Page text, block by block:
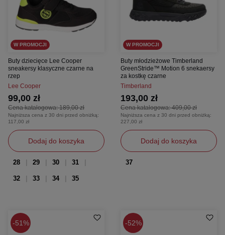
W PROMOCJI
Buty dziecięce Lee Cooper
sneakersy klasyczne czarne na
rzep
Lee Cooper
Cena katalogowa:189,00 zł
99,00 zł
Najniższa cena z 30 dni przed obniżką:
117,00 zł
Dodaj do koszyka
28 29 30 31
32 33 34 35
W PROMOCJI
Buty młodzieżowe Timberland
GreenStride™ Motion 6 snekaersy
za kostkę czarne
Timberland
Cena katalogowa:409,00 zł
193,00 zł
Najniższa cena z 30 dni przed obniżką:
227,00 zł
Dodaj do koszyka
37
51% 52%